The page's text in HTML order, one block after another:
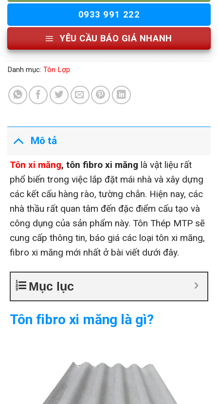
0933 991 222
YÊU CẦU BÁO GIÁ NHANH
Danh mục: Tôn Lợp
Mô tả
Tôn xi măng, tôn fibro xi măng là vật liệu rất
phổ biến trong việc lắp đặt mái nhà và xây dựng
các kết cấu hàng rào, tường chắn. Hiện nay, các
nhà thầu rất quan tâm đến đặc điểm cấu tạo và
công dụng của sản phẩm này. Tôn Thép MTP sẽ
cung cấp thông tin, báo giá các loại tôn xi măng,
fibro xi măng mới nhất ở bài viết dưới đây.
Mục lục
Tôn fibro xi măng là gì?